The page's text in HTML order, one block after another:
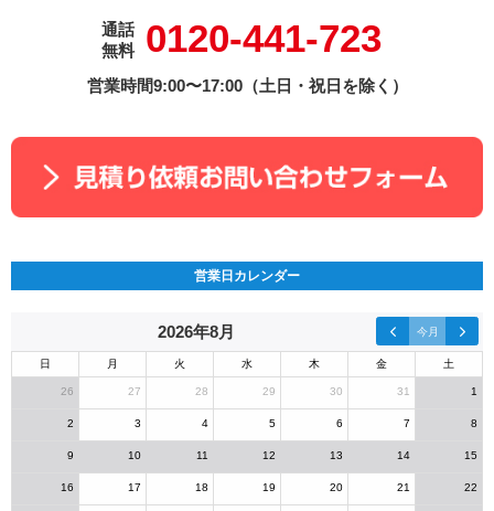
通話
無料
0120-441-723
営業時間9:00〜17:00（土日・祝日を除く）
営業日カレンダー
2026年8月 今月
日 月 火 水 木 金 土
26 27 28 29 30 31 1
2 3 4 5 6 7 8
9 10 11 12 13 14 15
16 17 18 19 20 21 22